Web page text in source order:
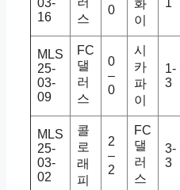
03-
16
스
0
화
이
1
MLS
25-
03-
09
FC
댈
러
스
0
–
0
시
카
파
이
1-
3
MLS
25-
03-
02
콜
로
래
피
2
–
2
FC
댈
러
스
3-
3